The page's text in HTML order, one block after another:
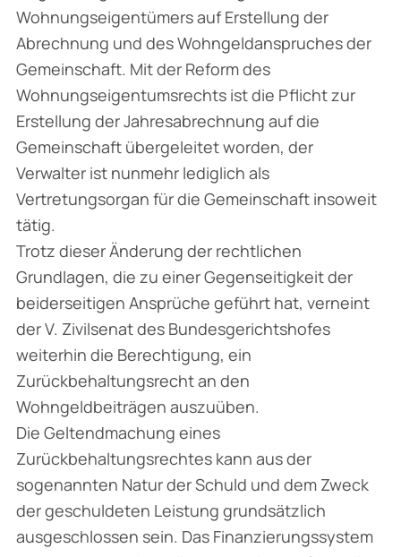
Wohnungseigentümers auf Erstellung der
Abrechnung und des Wohngeldanspruches der
Gemeinschaft. Mit der Reform des
Wohnungseigentumsrechts ist die Pflicht zur
Erstellung der Jahresabrechnung auf die
Gemeinschaft übergeleitet worden, der
Verwalter ist nunmehr lediglich als
Vertretungsorgan für die Gemeinschaft insoweit
tätig.
Trotz dieser Änderung der rechtlichen
Grundlagen, die zu einer Gegenseitigkeit der
beiderseitigen Ansprüche geführt hat, verneint
der V. Zivilsenat des Bundesgerichtshofes
weiterhin die Berechtigung, ein
Zurückbehaltungsrecht an den
Wohngeldbeiträgen auszuüben.
Die Geltendmachung eines
Zurückbehaltungsrechtes kann aus der
sogenannten Natur der Schuld und dem Zweck
der geschuldeten Leistung grundsätzlich
ausgeschlossen sein. Das Finanzierungssystem